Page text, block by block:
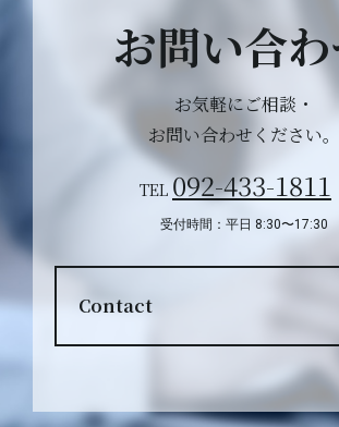
お問い合
お気軽にご相談・
お問い合わせください。
TEL 092-433-1811
受付時間：平日 8:30〜17:30
Contact